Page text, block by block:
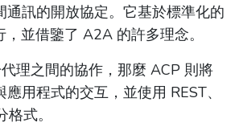
通訊的開放協定。它基於標準化的
並借鑒了 A2A 的許多理念。
理之間的協作，那麼 ACP 則將
用程式的交互，並使用 REST、
式。